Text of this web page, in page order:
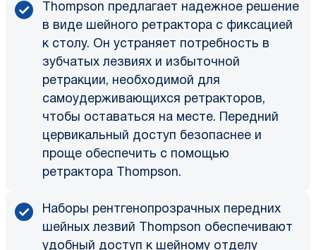
Thompson предлагает надежное решение
в виде шейного ретрактора с фиксацией
к столу. Он устраняет потребность в
зубчатых лезвиях и избыточной
ретракции, необходимой для
самоудерживающихся ретракторов,
чтобы оставаться на месте. Передний
цервикальный доступ безопаснее и
проще обеспечить с помощью
ретрактора Thompson.
Наборы рентгенопрозрачных передних
шейных лезвий Thompson обеспечивают
удобный доступ к шейному отделу